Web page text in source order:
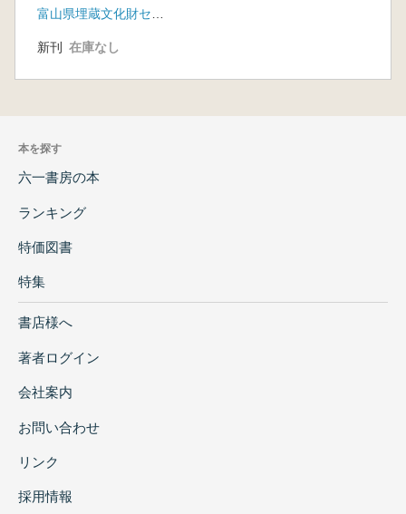
富山県埋蔵文化財センター
新刊 在庫なし
本を探す
六一書房の本
ランキング
特価図書
特集
書店様へ
著者ログイン
会社案内
お問い合わせ
リンク
採用情報